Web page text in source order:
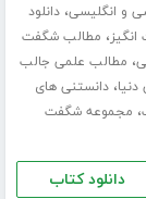
و انگلیسی،دانلود
، مطالب شگفت
، مطالب علمی جالب
،دانستنی های
، مجموعه شگفت
دانلود کتاب